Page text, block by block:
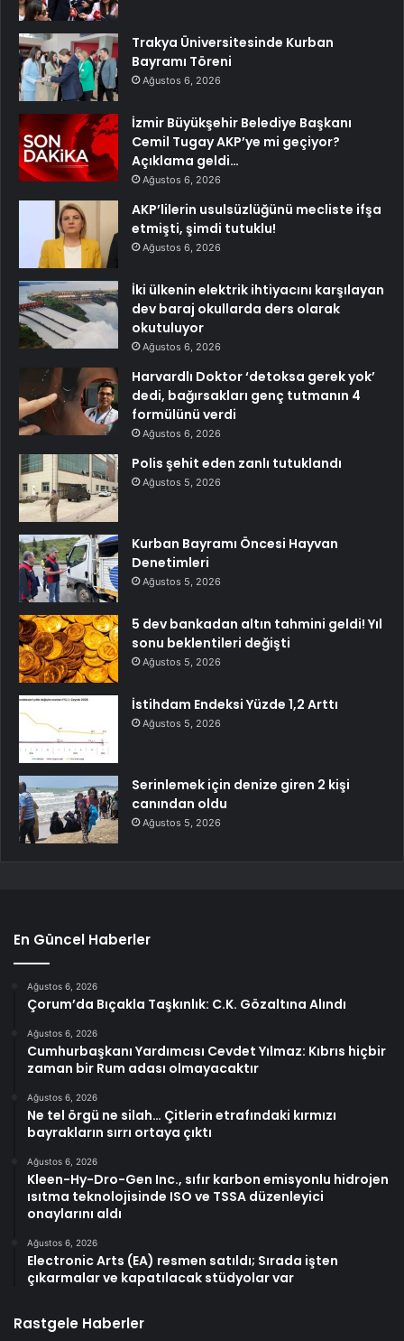
Trakya Üniversitesinde Kurban
Bayramı Töreni
Ağustos 6, 2026
İzmir Büyükşehir Belediye Başkanı
Cemil Tugay AKP’ye mi geçiyor?
Açıklama geldi…
Ağustos 6, 2026
AKP’lilerin usulsüzlüğünü mecliste ifşa
etmişti, şimdi tutuklu!
Ağustos 6, 2026
İki ülkenin elektrik ihtiyacını karşılayan
dev baraj okullarda ders olarak
okutuluyor
Ağustos 6, 2026
Harvardlı Doktor ‘detoksa gerek yok’
dedi, bağırsakları genç tutmanın 4
formülünü verdi
Ağustos 6, 2026
Polis şehit eden zanlı tutuklandı
Ağustos 5, 2026
Kurban Bayramı Öncesi Hayvan
Denetimleri
Ağustos 5, 2026
5 dev bankadan altın tahmini geldi! Yıl
sonu beklentileri değişti
Ağustos 5, 2026
İstihdam Endeksi Yüzde 1,2 Arttı
Ağustos 5, 2026
Serinlemek için denize giren 2 kişi
canından oldu
Ağustos 5, 2026
En Güncel Haberler
Ağustos 6, 2026
Çorum’da Bıçakla Taşkınlık: C.K. Gözaltına Alındı
Ağustos 6, 2026
Cumhurbaşkanı Yardımcısı Cevdet Yılmaz: Kıbrıs hiçbir
zaman bir Rum adası olmayacaktır
Ağustos 6, 2026
Ne tel örgü ne silah… Çitlerin etrafındaki kırmızı
bayrakların sırrı ortaya çıktı
Ağustos 6, 2026
Kleen-Hy-Dro-Gen Inc., sıfır karbon emisyonlu hidrojen
ısıtma teknolojisinde ISO ve TSSA düzenleyici
onaylarını aldı
Ağustos 6, 2026
Electronic Arts (EA) resmen satıldı; Sırada işten
çıkarmalar ve kapatılacak stüdyolar var
Rastgele Haberler